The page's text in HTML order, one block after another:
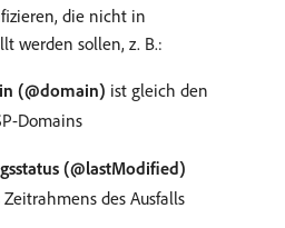
die nicht in
werden sollen, z. B.:
(@domain) ist gleich den
Domains
(@lastModified)
des Ausfalls